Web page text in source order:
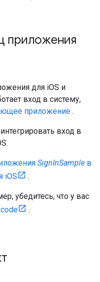
приложения
для iOS и
вход в систему,
приложение .
вход в
SignInSample в
iOS
.
убедитесь, что у вас
.